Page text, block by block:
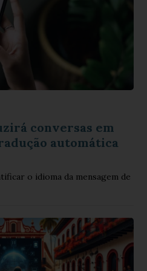
conversas em
automática
o idioma da mensagem de